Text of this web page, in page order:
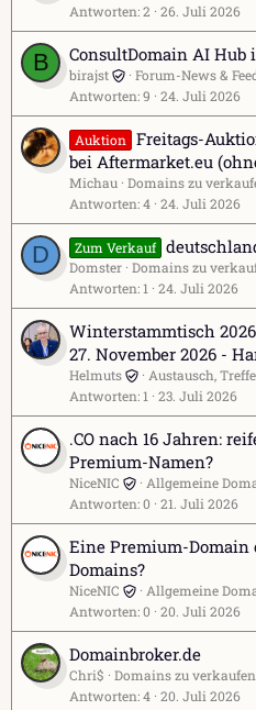
Antworten 2 26. Juli 2026
B ConsultDomain AI Hub
birajst
Forum-News &
Antworten 9 24. Juli 2026
Auktion
Freitags-
bei Aftermarket.eu
Michau Domains zu
Antworten 4 24. Juli 2026
D Zum Verkauf
Domster Domains zu
Antworten 1 24. Juli 2026
Winterstammtisch
27. November 2026 -
Helmuts
Austausch,
Antworten 1 23. Juli 2026
.CO nach 16 Jahren:
Premium-Namen?
NiceNIC
Allgemeine
Antworten 0 21. Juli 2026
Eine Premium-
Domains?
NiceNIC
Allgemeine
Antworten 0 20. Juli 2026
Domainbroker.de
Chri$
Domains zu verkaufen
Antworten 4 20. Juli 2026